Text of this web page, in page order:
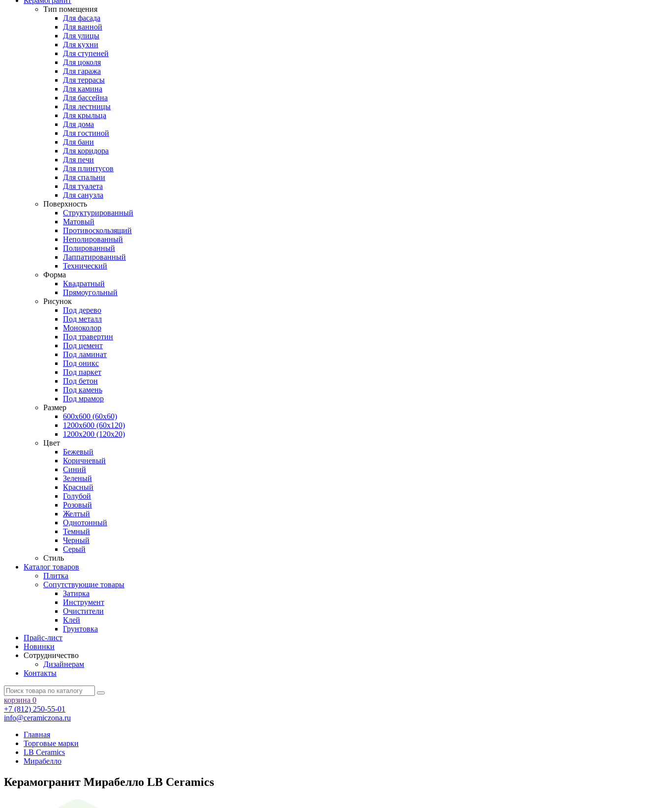
Тип помещения
Для фасада
Для ванной
Для улицы
Для кухни
Для ступеней
Для цоколя
Для гаража
Для террасы
Для камина
Для бассейна
Для лестницы
Для крыльца
Для дома
Для гостиной
Для бани
Для коридора
Для печи
Для плинтусов
Для спальни
Для туалета
Для санузла
Поверхность
Структурированный
Матовый
Противоскользящий
Неполированный
Полированный
Лаппатированный
Технический
Форма
Квадратный
Прямоугольный
Рисунок
Под дерево
Под металл
Моноколор
Под травертин
Под цемент
Под ламинат
Под оникс
Под паркет
Под бетон
Под камень
Под мрамор
Размер
600х600 (60х60)
1200х600 (60х120)
1200х200 (120x20)
Цвет
Бежевый
Коричневый
Синий
Зеленый
Красный
Голубой
Розовый
Желтый
Однотонный
Темный
Черный
Серый
Стиль
Каталог товаров
Плитка
Сопутствующие товары
Затирка
Инструмент
Очистители
Клей
Грунтовка
Прайс-лист
Новинки
Сотрудничество
Дизайнерам
Контакты
корзина 0
+7 (812) 250-55-01
info@ceramiczona.ru
Главная
Торговые марки
LB Ceramics
Мирабелло
Керамогранит Мирабелло LB Ceramics